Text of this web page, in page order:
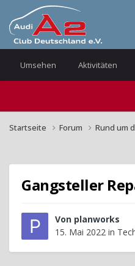
Umsehen Aktivitäten
Startseite Forum Rund um
Gangsteller
Von planworks
15. Mai 2022 in